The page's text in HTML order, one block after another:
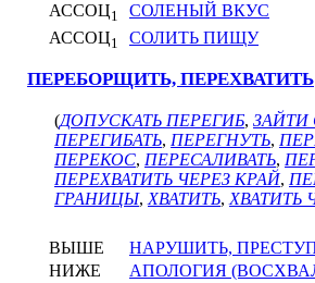
АССОЦ1
СОЛЕНЫЙ ВКУС
АССОЦ1 СОЛИТЬ ПИЩУ
ПЕРЕБОРЩИТЬ, ПЕРЕХВАТИТЬ
(ДОПУСКАТЬ ПЕРЕГИБ,
ПЕРЕГИБАТЬ, ПЕРЕГНУТЬ,
ПЕРЕКОС, ПЕРЕСАЛИВАТЬ,
ПЕРЕХВАТИТЬ ЧЕРЕЗ КРАЙ,
ГРАНИЦЫ, ХВАТИТЬ, ХВАТИТЬ
ВЫШЕ
НАРУШИТЬ,
НИЖЕ
АПОЛОГИЯ